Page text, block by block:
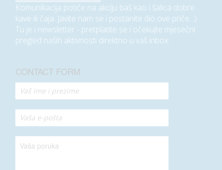
Komunikacija potiče na akciju baš kao i šalica dobre
kave ili čaja. Javite nam se i postanite dio ove priče. :)
Tu je i newsletter - pretplatite se i očekujte mjesečni
pregled naših aktivnosti direktno u vaš inbox.
CONTACT FORM